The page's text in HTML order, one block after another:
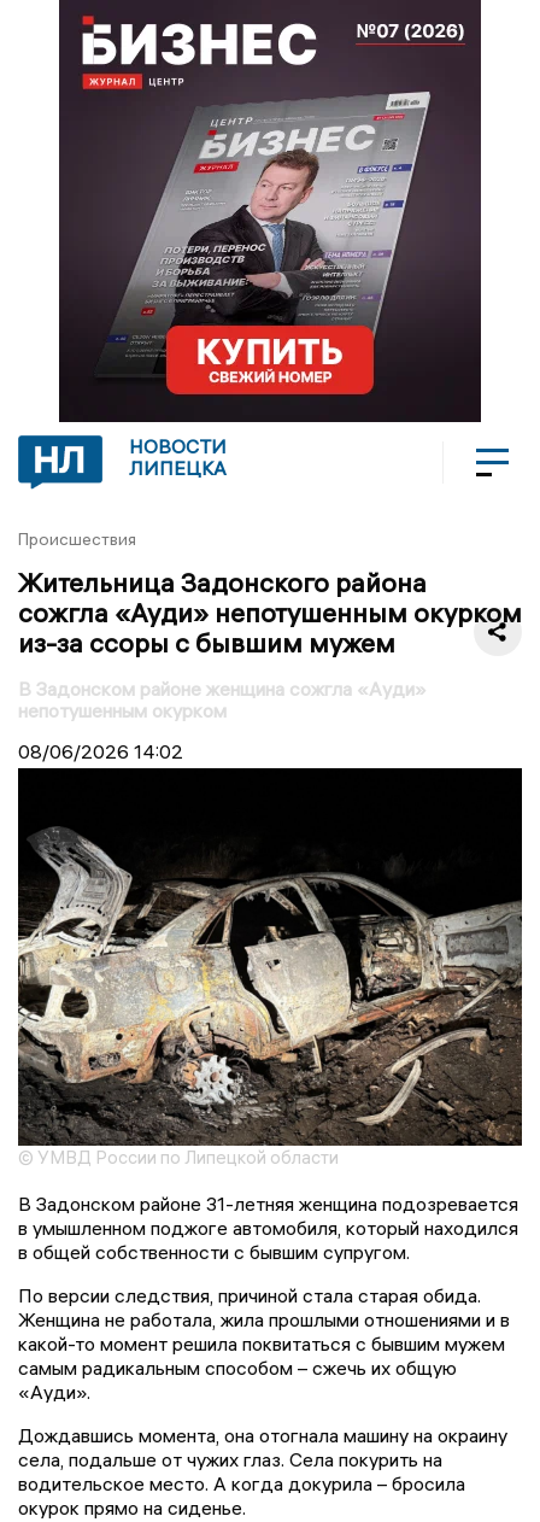
НОВОСТИ
ЛИПЕЦКА
Происшествия
Жительница Задонского района
сожгла «Ауди» непотушенным окурком
из-за ссоры с бывшим мужем
В Задонском районе женщина сожгла «Ауди»
непотушенным окурком
08/06/2026 14:02
© УМВД России по Липецкой области
В Задонском районе 31-летняя женщина подозревается
в умышленном поджоге автомобиля, который находился
в общей собственности с бывшим супругом.
По версии следствия, причиной стала старая обида.
Женщина не работала, жила прошлыми отношениями и в
какой-то момент решила поквитаться с бывшим мужем
самым радикальным способом – сжечь их общую
«Ауди».
Дождавшись момента, она отогнала машину на окраину
села, подальше от чужих глаз. Села покурить на
водительское место. А когда докурила – бросила
окурок прямо на сиденье.